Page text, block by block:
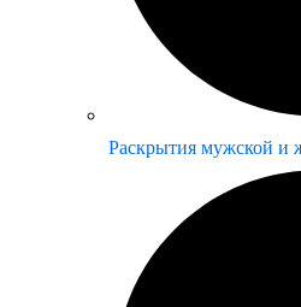
Раскрытия мужской и